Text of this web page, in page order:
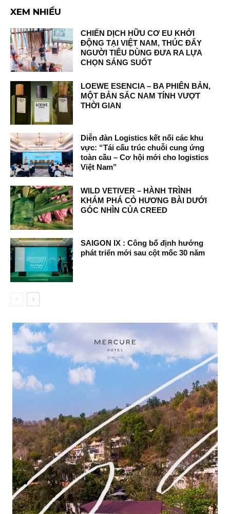
XEM NHIỀU
CHIẾN DỊCH HỮU CƠ EU KHỞI
ĐỘNG TẠI VIỆT NAM, THÚC ĐẨY
NGƯỜI TIÊU DÙNG ĐƯA RA LỰA
CHỌN SÁNG SUỐT
LOEWE ESENCIA – BA PHIÊN BẢN,
MỘT BẢN SẮC NAM TÍNH VƯỢT
THỜI GIAN
Diễn đàn Logistics kết nối các khu
vực: “Tái cấu trúc chuỗi cung ứng
toàn cầu – Cơ hội mới cho logistics
Việt Nam”
WILD VETIVER – HÀNH TRÌNH
KHÁM PHÁ CỎ HƯƠNG BÀI DƯỚI
GÓC NHÌN CỦA CREED
SAIGON IX : Công bố định hướng
phát triển mới sau cột mốc 30 năm